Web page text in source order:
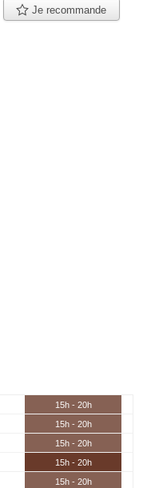
Je recommande
15h - 20h
15h - 20h
15h - 20h
15h - 20h
15h - 20h